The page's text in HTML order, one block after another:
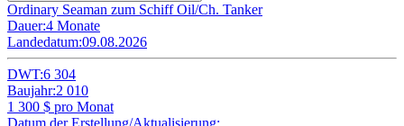
Ordinary Seaman zum Schiff Oil/Ch. Tanker
Dauer:4 Monate
Landedatum:09.08.2026
DWT:6 304
Baujahr:2 010
1 300 $ pro Monat
Datum der Erstellung/Aktualisierung: